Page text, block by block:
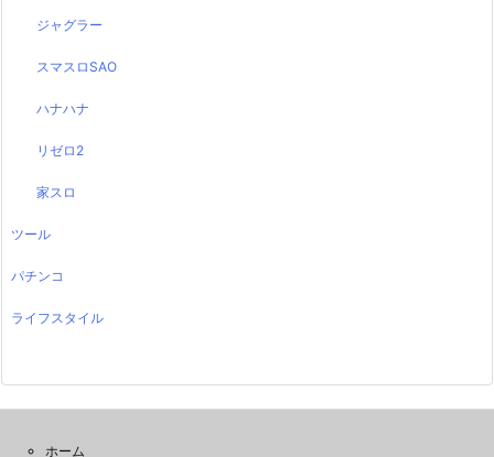
ジャグラー
スマスロSAO
ハナハナ
リゼロ2
家スロ
ツール
パチンコ
ライフスタイル
ホーム